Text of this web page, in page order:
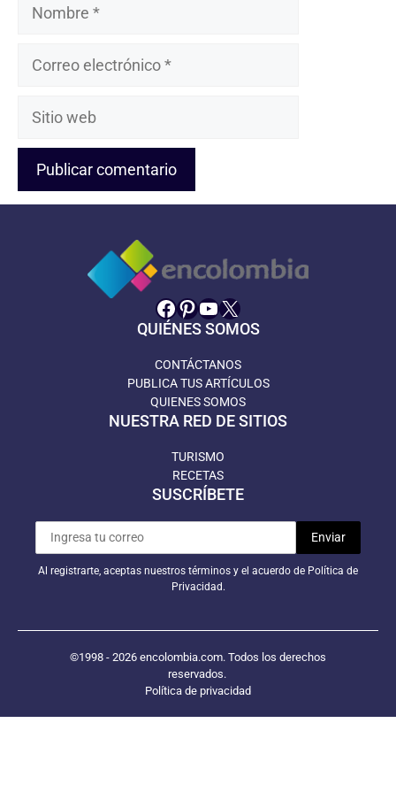
Sitio
Facebook
Pinterest
YouTube
X
QUIÉNES SOMOS
CONTÁCTANOS
PUBLICA TUS ARTÍCULOS
QUIENES SOMOS
NUESTRA RED DE SITIOS
TURISMO
RECETAS
SUSCRÍBETE
Al registrarte, aceptas nuestros términos y el acuerdo de Política de
Privacidad.
©1998 - 2026 encolombia.com. Todos los derechos
reservados.
Política de privacidad